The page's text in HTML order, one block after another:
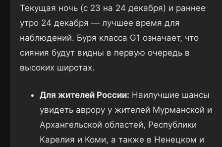
Текущая ночь (с 23 на 24 декабря) и раннее
утро 24 декабря — лучшее время для
наблюдений. Буря класса G1 означает, что
сияния будут видны в первую очередь в
высоких широтах.
Для жителей России: Наилучшие шансы
увидеть аврору у жителей Мурманской и
Архангельской областей, Республики
Карелия и Коми, а также в Ненецком и